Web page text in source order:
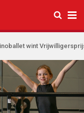
Open
wint